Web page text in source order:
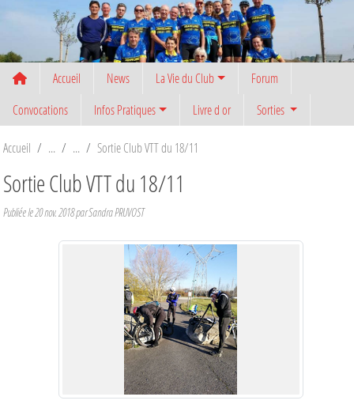
Accueil News La Vie du Club
Forum
Convocations
Infos Pratiques Livre d or Sorties
Accueil Sortie Club VTT du 18/11
Sortie Club VTT du 18/11
Publiée le20 nov. 2018parSandra PRUVOST
Panneau de gestion des cookies